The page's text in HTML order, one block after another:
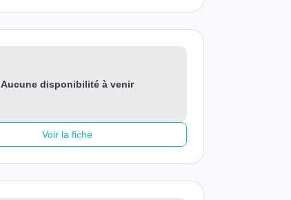
Aucune disponibilité à venir
Voir la fiche